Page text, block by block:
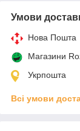
Умови
Нова Пошта
Магазини
Укрпошта
Всі умови